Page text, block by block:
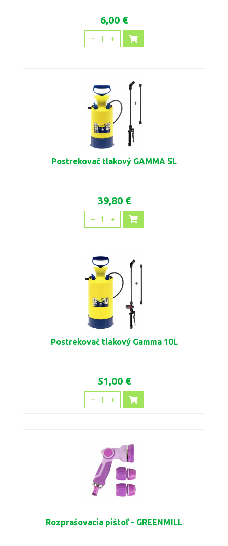
6,00 €
1
Postrekovač tlakový GAMMA 5L
39,80 €
1
Postrekovač tlakový Gamma 10L
51,00 €
1
Rozprašovacia pištoľ - GREENMILL